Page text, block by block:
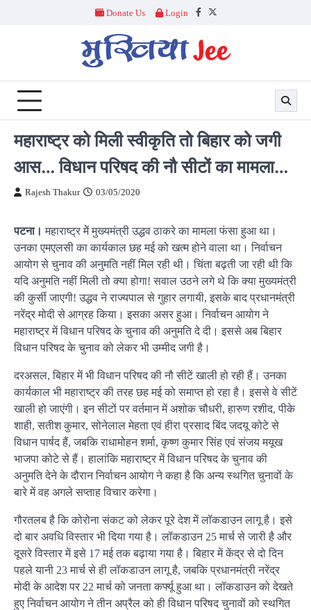
Donate Us Login
Facebook
Twitter
महाराष्ट्र को मिली स्वीकृति तो बिहार को जगी
आस… विधान परिषद की नौ सीटों का मामला…
Rajesh Thakur 03/05/2020
पटना। महाराष्ट्र मेें मुख्यमंत्री उद्धव ठाकरे का मामला फंसा हुआ था।
उनका एमएलसी का कार्यकाल छह मई को खत्म होने वाला था। निर्वाचन
आयोग से चुनाव की अनुमति नहीं मिल रही थी। चिंता बढ़ती जा रही थी कि
यदि अनुमति नहीं मिली तो क्या होगा! सवाल उठने लगे थे कि क्या मुख्यमंत्री
की कुर्सी जाएगी! उद्धव ने राज्यपाल से गुहार लगायी, इसके बाद प्रधानमंत्री
नरेंद्र मोदी से आग्रह किया। इसका असर हुआ। निर्वाचन आयोग ने
महाराष्ट्र में विधान परिषद के चुनाव की अनुमति दे दी। इससे अब बिहार
विधान परिषद के चुनाव को लेकर भी उम्मीद जगी है।
दरअसल, बिहार में भी विधान परिषद की नौ सीटें खाली हो रही हैं। उनका
कार्यकाल भी महाराष्ट्र की तरह छह मई को समाप्त हो रहा है। इससे वे सीटें
खाली हो जाएंगी। इन सीटों पर वर्तमान में अशोक चौधरी, हारुण रशीद, पीके
शाही, सतीश कुमार, सोनेलाल मेहता एवं हीरा प्रसाद बिंद जदयू कोटे से
विधान पार्षद हैं, जबकि राधामोहन शर्मा, कृष्ण कुमार सिंह एवं संजय मयूख
भाजपा कोटे से हैं। हालांकि महाराष्ट्र में विधान परिषद के चुनाव की
अनुमति देने के दौरान निर्वाचन आयोग ने कहा है कि अन्य स्थगित चुनावों के
बारे में वह अगले सप्ताह विचार करेगा।
गौरतलब है कि कोरोना संकट को लेकर पूरे देश में लॉकडाउन लागू है। इसे
दो बार अवधि विस्तार भी दिया गया है। लॉकडाउन 25 मार्च से जारी है और
दूसरे विस्तार में इसे 17 मई तक बढ़ाया गया है। बिहार में केंद्र से दो दिन
पहले यानी 23 मार्च से ही लॉकडाउन लागू है, जबकि प्रधानमंत्री नरेंद्र
मोदी के आदेश पर 22 मार्च को जनता कर्फ्यू हुआ था। लॉकडाउन को देखते
हुए निर्वाचन आयोग ने तीन अप्रैल को ही विधान परिषद चुनावों को स्थगित